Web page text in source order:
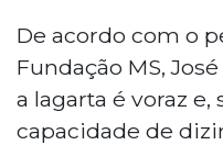
De acordo com o
Fundação MS,
a lagarta é voraz
capacidade de